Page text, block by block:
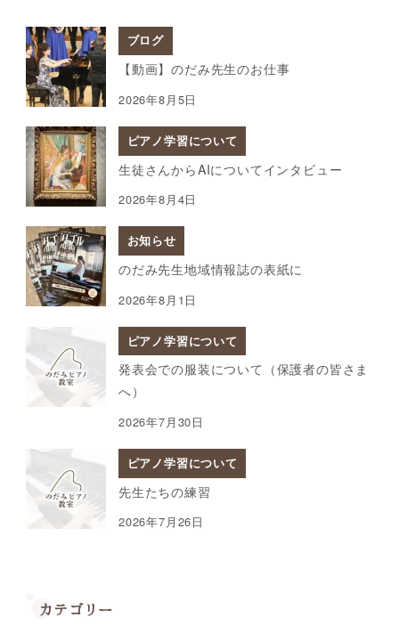
ブログ
【動画】のだみ先生のお仕事
2026年8月5日
ピアノ学習について
生徒さんからAIについてインタビュー
2026年8月4日
お知らせ
のだみ先生地域情報誌の表紙に
2026年8月1日
ピアノ学習について
発表会での服装について（保護者の皆さま
へ）
2026年7月30日
ピアノ学習について
先生たちの練習
2026年7月26日
カテゴリー